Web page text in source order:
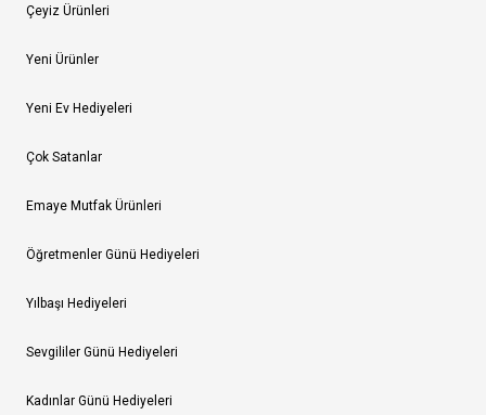
Çeyiz Ürünleri
Yeni Ürünler
Yeni Ev Hediyeleri
Çok Satanlar
Emaye Mutfak Ürünleri
Öğretmenler Günü Hediyeleri
Yılbaşı Hediyeleri
Sevgililer Günü Hediyeleri
Kadınlar Günü Hediyeleri